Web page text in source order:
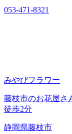
053-471-8321
みやびフラワー
藤枝市のお花屋
徒歩2分
静岡県藤枝市